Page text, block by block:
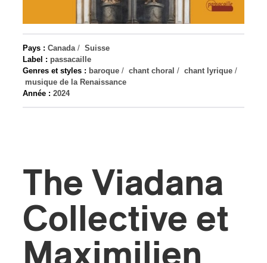
Pays : Canada/ Suisse
Label : passacaille
Genres et styles : baroque / chant choral / chant lyrique /
musique de la Renaissance
Année : 2024
The Viadana
Collective et
Maximilien